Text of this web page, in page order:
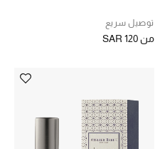
توصيل سريع
من SAR 120